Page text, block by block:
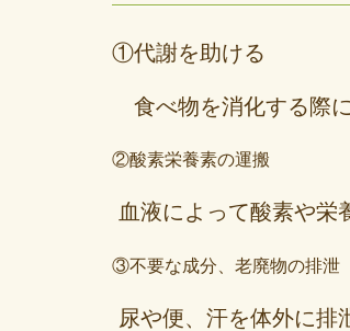
①代謝を助ける
食べ物を消化する際
②酸素栄養素の運搬
血液によって酸素や栄
③不要な成分、老廃物の排泄
尿や便、汗を体外に排